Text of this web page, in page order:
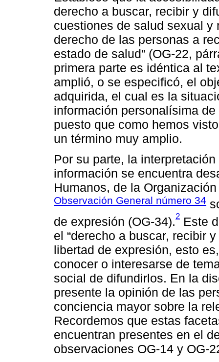
derecho a buscar, recibir y
cuestiones de salud sexual y
derecho de las personas a
estado de salud” (OG-22,
primera parte es idéntica al
amplió, o se especificó, el
adquirida, el cual es la
información personalísima
puesto que como hemos
un término muy amplio.
Por su parte, la
información se encuentra
Humanos, de la
Observación General número 34
de expresión (OG-34).2 Este
el “derecho a buscar, recibir
libertad de expresión, esto
conocer o interesarse de
social de difundirlos. En la
presente la opinión de las
conciencia mayor sobre la
Recordemos que estas
encuentran presentes en el
observaciones OG-14 y OG-